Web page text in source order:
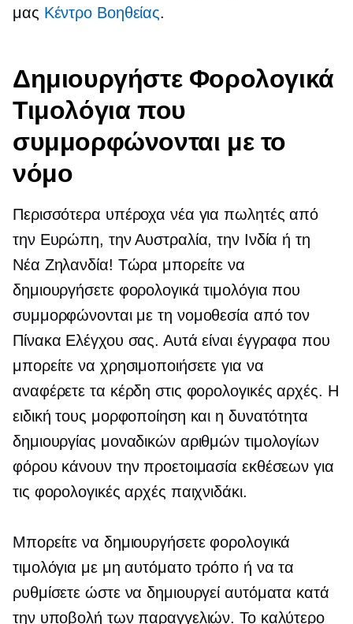
μας Κέντρο Bοηθείας.
Δημιουργήστε Φορολογικά
Τιμολόγια που
συμμορφώνονται με το
νόμο
Περισσότερα υπέροχα νέα για πωλητές από
την Ευρώπη, την Αυστραλία, την Ινδία ή τη
Νέα Ζηλανδία! Τώρα μπορείτε να
δημιουργήσετε φορολογικά τιμολόγια που
συμμορφώνονται με τη νομοθεσία από τον
Πίνακα Ελέγχου σας. Αυτά είναι έγγραφα που
μπορείτε να χρησιμοποιήσετε για να
αναφέρετε τα κέρδη στις φορολογικές αρχές. Η
ειδική τους μορφοποίηση και η δυνατότητα
δημιουργίας μοναδικών αριθμών τιμολογίων
φόρου κάνουν την προετοιμασία εκθέσεων για
τις φορολογικές αρχές παιχνιδάκι.
Μπορείτε να δημιουργήσετε φορολογικά
τιμολόγια με μη αυτόματο τρόπο ή να τα
ρυθμίσετε ώστε να δημιουργεί αυτόματα κατά
την υποβολή των παραγγελιών. Το καλύτερο